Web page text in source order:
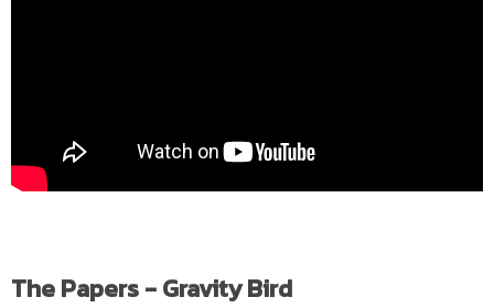
The Papers - Gravity Bird